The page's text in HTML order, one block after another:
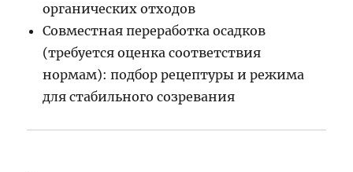
органических отходов
Совместная переработка осадков
(требуется оценка соответствия
нормам): подбор рецептуры и режима
для стабильного созревания